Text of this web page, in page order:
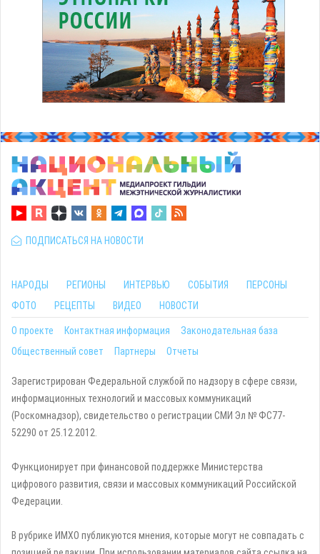
ПОДПИСАТЬСЯ НА НОВОСТИ
НАРОДЫ РЕГИОНЫ ИНТЕРВЬЮ СОБЫТИЯ
ПЕРСОНЫ
ФОТО
РЕЦЕПТЫ ВИДЕО НОВОСТИ
О проекте Контактная информация
Законодательная база
Общественный совет
Партнеры Отчеты
Зарегистрирован Федеральной службой по надзору в сфере связи,
информационных технологий и массовых коммуникаций
(Роскомнадзор), свидетельство о регистрации СМИ Эл № ФС77-
52290 от 25.12.2012.
Функционирует при финансовой поддержке Министерства
цифрового развития, связи и массовых коммуникаций Российской
Федерации.
В рубрике ИМХО публикуются мнения, которые могут не совпадать с